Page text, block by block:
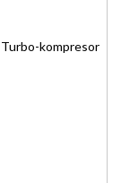
Turbo-kompresor